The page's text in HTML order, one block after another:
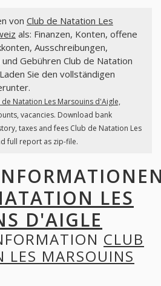
von Club de Natation Les
als: Finanzen, Konten, offene
Ausschreibungen,
Gebühren Club de Natation
Sie den vollständigen
de Natation Les Marsouins d'Aigle,
vacancies. Download bank
taxes and fees Club de Natation Les
full report as zip-file.
LES
D'AIGLE
CLUB
LES MARSOUINS